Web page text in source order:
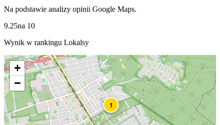
Na podstawie analizy opinii Google Maps.
9.25na 10
Wynik w rankingu Lokalsy
1
+
−